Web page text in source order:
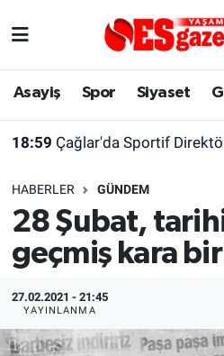
Asayiş Spor Siyaset
18:59 Çağlar'da Sportif
HABERLER GÜNDEM
28 Şubat,
geçmiş kara
27.02.2021 - 21:45
YAYINLANMA
Asayiş
Gündem
Türkiye
Dünya
Sağlık
Yaşam
Eskişehirspor Arşivi
Eskişehir Arşivi
Röportaj
Ekonomi
Eskişehir Nöbetçi
Süper Lig Puan Durumu
Tüm Manşetler
Son Dakika Haberleri
Haber Arşivi